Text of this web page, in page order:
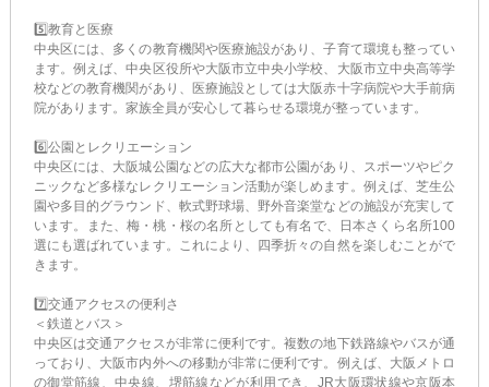
5️⃣教育と医療
中央区には、多くの教育機関や医療施設があり、子育て環境も整ってい
ます。例えば、中央区役所や大阪市立中央小学校、大阪市立中央高等学
校などの教育機関があり、医療施設としては大阪赤十字病院や大手前病
院があります​。家族全員が安心して暮らせる環境が整っています。
6️⃣公園とレクリエーション
中央区には、大阪城公園などの広大な都市公園があり、スポーツやピク
ニックなど多様なレクリエーション活動が楽しめます​。例えば、芝生公
園や多目的グラウンド、軟式野球場、野外音楽堂などの施設が充実して
います。また、梅・桃・桜の名所としても有名で、日本さくら名所100
選にも選ばれています。これにより、四季折々の自然を楽しむことがで
きます。
7️⃣交通アクセスの便利さ
＜鉄道とバス＞
中央区は交通アクセスが非常に便利です。複数の地下鉄路線やバスが通
っており、大阪市内外への移動が非常に便利です。例えば、大阪メトロ
の御堂筋線、中央線、堺筋線などが利用でき、JR大阪環状線や京阪本